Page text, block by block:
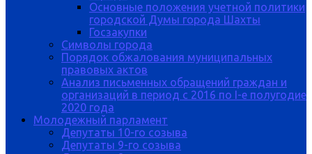
Основные положения учетной политики
городской Думы города Шахты
Госзакупки
Символы города
Порядок обжалования муниципальных
правовых актов
Анализ письменных обращений граждан и
организаций в период с 2016 по I-е полугодие
2020 года
Молодежный парламент
Депутаты 10-го созыва
Депутаты 9-го созыва